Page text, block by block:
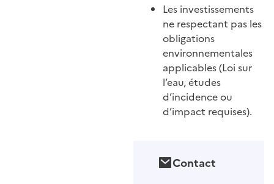
Les investissements
ne respectant pas les
obligations
environnementales
applicables (Loi sur
l’eau, études
d’incidence ou
d’impact requises).
Contact